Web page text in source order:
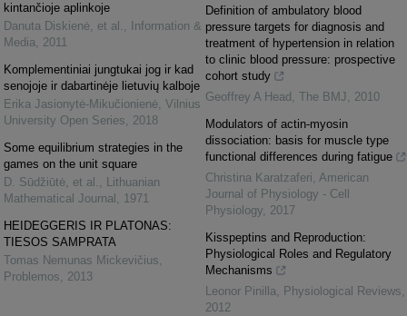
kintančioje aplinkoje
Danuta Diskienė, et al. ,
Information &
Media, 2011
Komplementiniai jungtukai jog ir kad
senojoje ir dabartinėje lietuvių kalboje
Erika Jasionytė-Mikučionienė, Vilnius
University Open Series, 2018
Some equilibrium strategies in the
games on the unit square
D. Sūdžiūtė, et al. , Lithuanian
Mathematical Journal , 1971
HEIDEGGERIS IR PLATONAS:
TIESOS SAMPRATA
Tomas Nemunas Mickevičius,
Problemos, 2013
Definition of ambulatory blood
pressure targets for diagnosis and
treatment of hypertension in relation
to clinic blood pressure: prospective
cohort study
Geoffrey A Head , The BMJ, 2010
Modulators of actin-myosin
dissociation: basis for muscle type
functional differences during fatigue
Christina Karatzaferi, American
Journal of Physiology - Cell
Physiology, 2017
Kisspeptins and Reproduction:
Physiological Roles and Regulatory
Mechanisms
Leonor Pinilla, Physiological Reviews,
2012